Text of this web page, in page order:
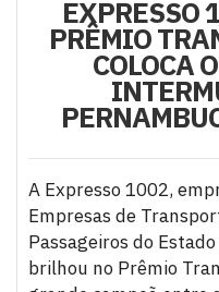
EXPRESSO
PRÊMIO
COLOCA
A Expresso 1002,
Empresas de
Passageiros do
brilhou no Prêmio